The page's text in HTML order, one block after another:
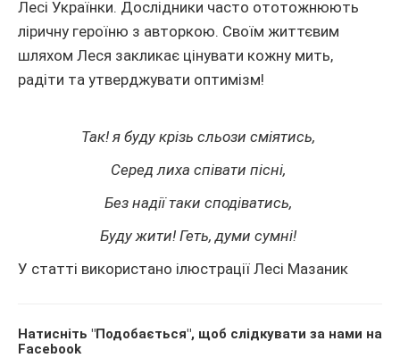
Лесі Українки. Дослідники часто ототожнюють
ліричну героїню з авторкою. Своїм життєвим
шляхом Леся закликає цінувати кожну мить,
радіти та утверджувати оптимізм!
Так! я буду крізь сльози сміятись,
Серед лиха співати пісні,
Без надії таки сподіватись,
Буду жити! Геть, думи сумні!
У статті використано ілюстрації Лесі Мазаник
Натисніть "Подобається", щоб слідкувати за нами на
Facebook